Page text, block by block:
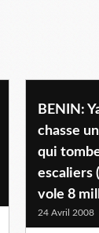
BENIN:
chasse
qui
escaliers
vole 8
24 Avril 2008